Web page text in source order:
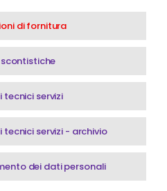
e listini
di fornitura
scontistiche
servizi
servizi - archivio
dei dati personali